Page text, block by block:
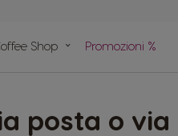
Shop Promozioni %
posta o